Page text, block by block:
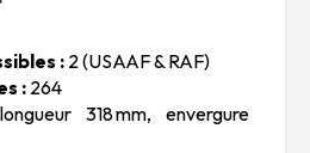
: 2 (USAAF & RAF)
: 264
318 mm, envergure